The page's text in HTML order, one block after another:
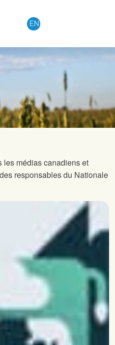
EN
les médias canadiens et
responsables du Nationale